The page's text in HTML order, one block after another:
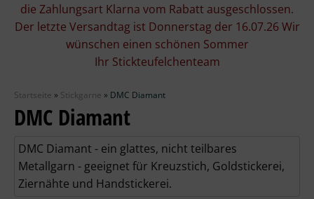
Mill Hill Beads
Wolle
Stricknadeln
Knüpfpackungen
die Zahlungsart Klarna vom Rabatt ausgeschlossen.
Der letzte Versandtag ist Donnerstag der 16.07.26 Wir
wünschen einen schönen Sommer
Ihr Stickteufelchenteam
Startseite » Stickgarne » DMC Diamant
DMC Diamant
DMC Diamant - ein glattes, nicht teilbares
Metallgarn - geeignet für Kreuzstich, Goldstickerei,
Ziernähte und Handstickerei.